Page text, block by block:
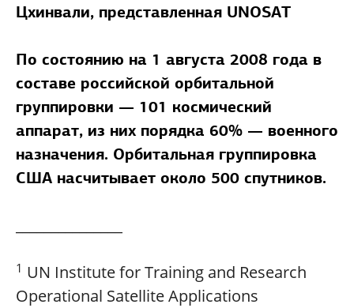
Цхинвали, представленная UNOSAT
По состоянию на 1 августа 2008 года в
составе российской орбитальной
группировки — 101 космический
аппарат, из них порядка 60% — военного
назначения. Орбитальная группировка
США насчитывает около 500 спутников.
1 UN Institute for Training and Research
Operational Satellite Applications